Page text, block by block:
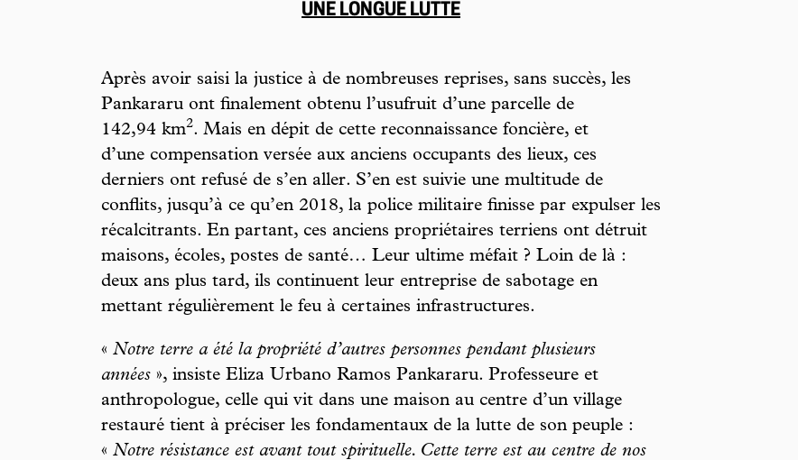
UNE LONGUE LUTTE
Après avoir saisi la justice à de nombreuses reprises, sans succès, les
Pankararu ont finalement obtenu l’usufruit d’une parcelle de
142,94 km2. Mais en dépit de cette reconnaissance foncière, et
d’une compensation versée aux anciens occupants des lieux, ces
derniers ont refusé de s’en aller. S’en est suivie une multitude de
conflits, jusqu’à ce qu’en 2018, la police militaire finisse par expulser les
récalcitrants. En partant, ces anciens propriétaires terriens ont détruit
maisons, écoles, postes de santé… Leur ultime méfait ? Loin de là :
deux ans plus tard, ils continuent leur entreprise de sabotage en
mettant régulièrement le feu à certaines infrastructures.
« Notre terre a été la propriété d’autres personnes pendant plusieurs
années », insiste Eliza Urbano Ramos Pankararu. Professeure et
anthropologue, celle qui vit dans une maison au centre d’un village
restauré tient à préciser les fondamentaux de la lutte de son peuple :
« Notre résistance est avant tout spirituelle. Cette terre est au centre de nos